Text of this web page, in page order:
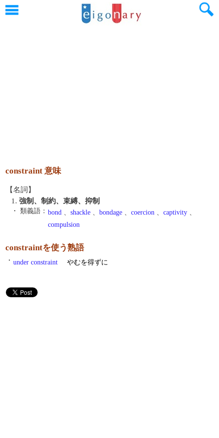
constraint 意味
【名詞】
1. 強制、制約、束縛、抑制
・ 類義語： bond 、 shackle 、 bondage 、 coercion 、 captivity 、
compulsion
constraintを使う熟語
・ under constraint やむを得ずに